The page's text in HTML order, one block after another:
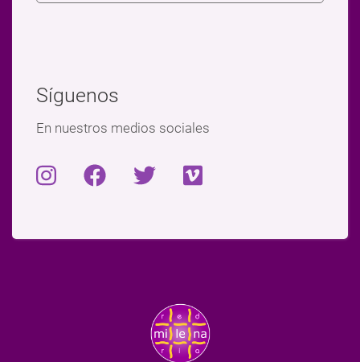
Síguenos
En nuestros medios sociales